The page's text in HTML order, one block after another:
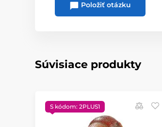
Položiť otázku
Súvisiace produkty
S kódom: 2PLUS1